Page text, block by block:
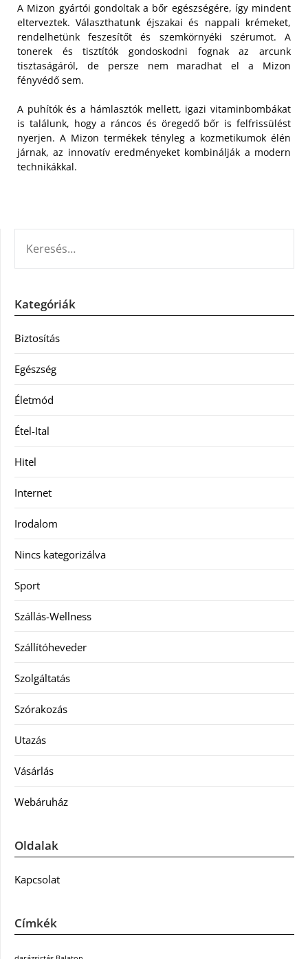
A Mizon gyártói gondoltak a bőr egészségére, így mindent
elterveztek. Választhatunk éjszakai és nappali krémeket,
rendelhetünk feszesítőt és szemkörnyéki szérumot. A
tonerek és tisztítók gondoskodni fognak az arcunk
tisztaságáról, de persze nem maradhat el a Mizon
fényvédő sem.
A puhítók és a hámlasztók mellett, igazi vitaminbombákat
is találunk, hogy a ráncos és öregedő bőr is felfrissülést
nyerjen. A Mizon termékek tényleg a kozmetikumok élén
járnak, az innovatív eredményeket kombinálják a modern
technikákkal.
Kategóriák
Biztosítás
Egészség
Életmód
Étel-Ital
Hitel
Internet
Irodalom
Nincs kategorizálva
Sport
Szállás-Wellness
Szállítóheveder
Szolgáltatás
Szórakozás
Utazás
Vásárlás
Webáruház
Oldalak
Kapcsolat
Címkék